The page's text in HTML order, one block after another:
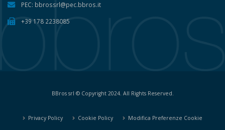
PEC: bbrossrl@pec.bbros.it
+39 178 2238085
BBros srl © Copyright 2024. All Rights Reserved.
Privacy Policy Cookie Policy Modifica Preferenze Cookie